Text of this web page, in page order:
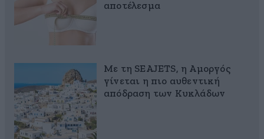
αποτέλεσμα
Με τη SEAJETS, η Αμοργός
γίνεται η πιο αυθεντική
απόδραση των Κυκλάδων